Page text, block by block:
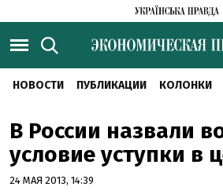
НОВОСТИ ПУБЛИКАЦИИ КОЛОНКИ
В России назвали
условие уступки в
24 МАЯ 2013, 14:39